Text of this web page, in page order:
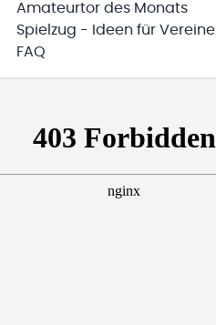
Amateurtor des Monats
Spielzug - Ideen für Vereine
FAQ